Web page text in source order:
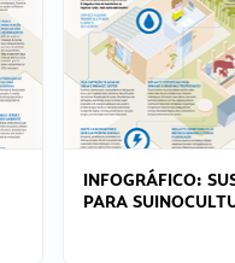
INFOGRÁFICO:
PARA